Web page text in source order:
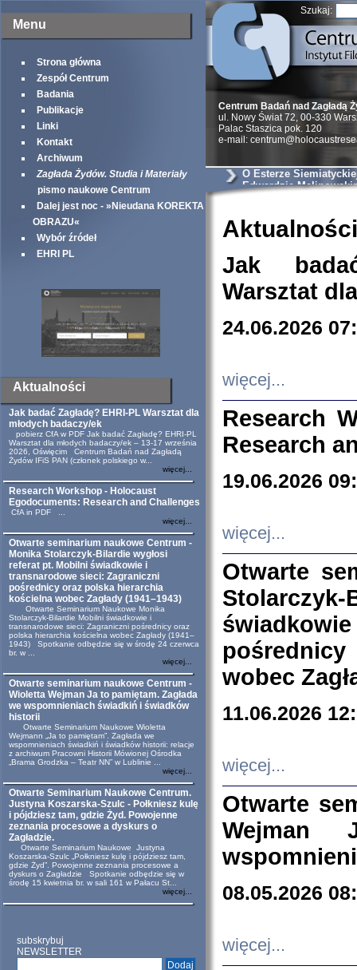
Menu
Strona główna
Zespół Centrum
Badania
Publikacje
Linki
Kontakt
Archiwum
Zagłada Żydów. Studia i Materiały
pismo naukowe Centrum
Dalej jest noc - »Nieudana KOREKTA
OBRAZU«
Wybór źródeł
EHRI PL
Aktualności
Jak badać Zagładę? EHRI-PL Warsztat dla
młodych badaczy/ek
pobierz CfA w PDF Jak badać Zagładę? EHRI-PL
Warsztat dla młodych badaczy/ek – 13-17 września
2026, Oświęcim Centrum Badań nad Zagładą
Żydów IFiS PAN (członek polskiego w...
więcej...
Research Workshop - Holocaust
Egodocuments: Research and Challenges
CfA in PDF ...
więcej...
Otwarte seminarium naukowe Centrum -
Monika Stolarczyk-Bilardie wygłosi
referat pt. Mobilni świadkowie i
transnarodowe sieci: Zagraniczni
pośrednicy oraz polska hierarchia
kościelna wobec Zagłady (1941–1943)
Otwarte Seminarium Naukowe Monika
Stolarczyk-Bilardie Mobilni świadkowie i
transnarodowe sieci: Zagraniczni pośrednicy oraz
polska hierarchia kościelna wobec Zagłady (1941–
1943) Spotkanie odbędzie się w środę 24 czerwca
br. w ...
więcej...
Otwarte seminarium naukowe Centrum -
Wioletta Wejman Ja to pamiętam. Zagłada
we wspomnieniach świadkiń i świadków
historii
Otwarte Seminarium Naukowe Wioletta
Wejmann „Ja to pamiętam”. Zagłada we
wspomnieniach świadkiń i świadków historii: relacje
z archiwum Pracowni Historii Mówionej Ośrodka
„Brama Grodzka – Teatr NN” w Lublinie ...
więcej...
Otwarte Seminarium Naukowe Centrum.
Justyna Koszarska-Szulc - Połkniesz kulę
i pójdziesz tam, gdzie Żyd. Powojenne
zeznania procesowe a dyskurs o
Zagładzie.
Otwarte Seminarium Naukowe Justyna
Koszarska-Szulc „Połkniesz kulę i pójdziesz tam,
gdzie Żyd”. Powojenne zeznania procesowe a
dyskurs o Zagładzie Spotkanie odbędzie się w
środę 15 kwietnia br. w sali 161 w Pałacu St...
więcej...
subskrybuj
NEWSLETTER
Szukaj:
Centrum Badań nad Zagładą
ul. Nowy Świat 72, 00-330
Palac Staszica pok. 120
e-mail:
O Esterze
Edwardzie
Aktualności
Jak
Warsztat
24.06.2026
więcej...
Research
Research
19.06.2026
więcej...
Otwarte
wobec
11.06.2026
więcej...
Otwarte
Wejman
08.05.2026
więcej...